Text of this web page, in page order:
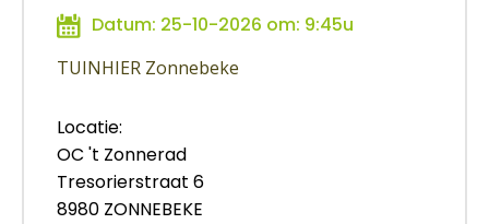
Datum: 25-10-2026 om: 9:45u
TUINHIER Zonnebeke
Locatie:
OC 't Zonnerad
Tresorierstraat 6
8980 ZONNEBEKE